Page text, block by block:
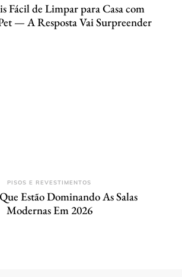
Fácil de Limpar para Casa com
— A Resposta Vai Surpreender
PISOS E REVESTIMENTOS
Estão Dominando As Salas
Modernas Em 2026